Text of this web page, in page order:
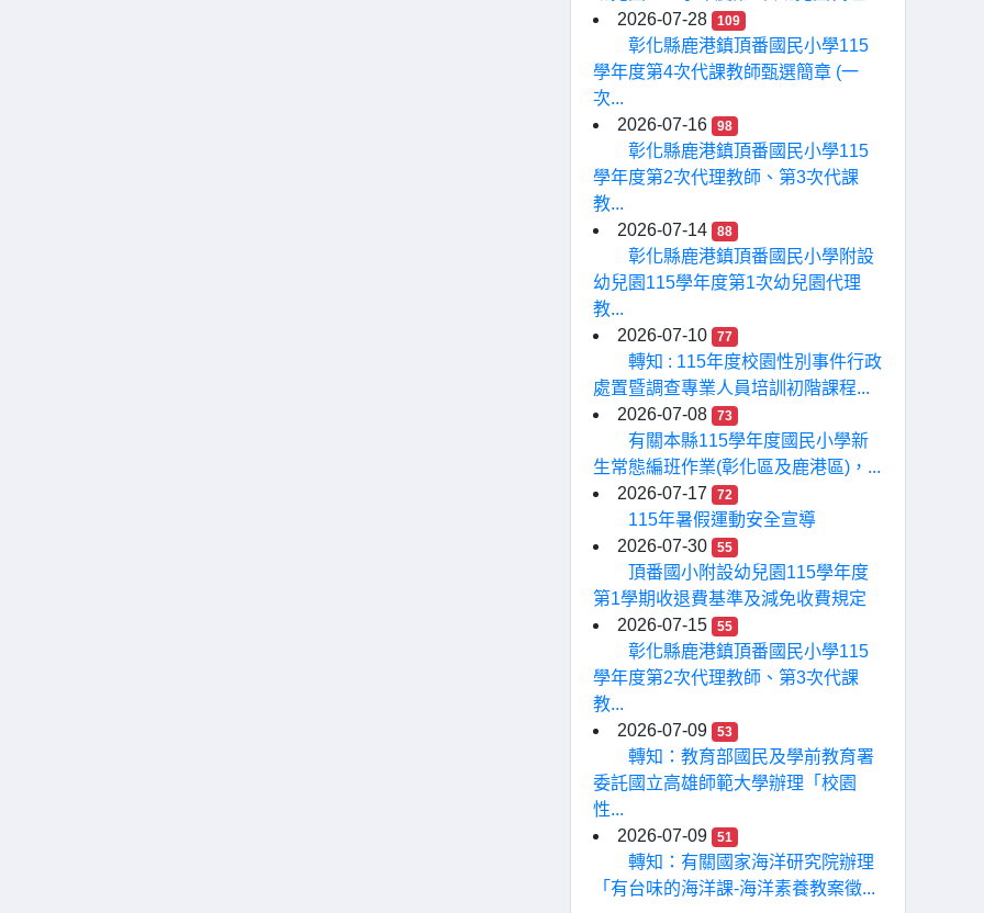
2026-07-28
109
彰化縣鹿港鎮頂番國民小學115
學年度第4次代課教師甄選簡章 (一
次...
2026-07-16
98
彰化縣鹿港鎮頂番國民小學115
學年度第2次代理教師、第3次代課
教...
2026-07-14
88
彰化縣鹿港鎮頂番國民小學附設
幼兒園115學年度第1次幼兒園代理
教...
2026-07-10
77
轉知 : 115年度校園性別事件行政
處置暨調查專業人員培訓初階課程...
2026-07-08
73
有關本縣115學年度國民小學新
生常態編班作業(彰化區及鹿港區)，...
2026-07-17
72
115年暑假運動安全宣導
2026-07-30
55
頂番國小附設幼兒園115學年度
第1學期收退費基準及減免收費規定
2026-07-15
55
彰化縣鹿港鎮頂番國民小學115
學年度第2次代理教師、第3次代課
教...
2026-07-09
53
轉知：教育部國民及學前教育署
委託國立高雄師範大學辦理「校園
性...
2026-07-09
51
轉知：有關國家海洋研究院辦理
「有台味的海洋課-海洋素養教案徵...